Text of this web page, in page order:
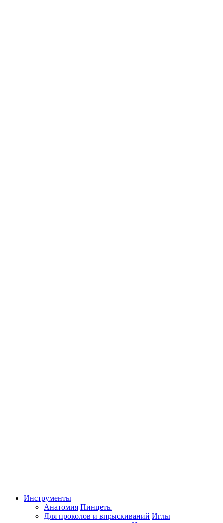
Инструменты
Анатомия Пинцеты
Для проколов и впрыскиваний Иглы